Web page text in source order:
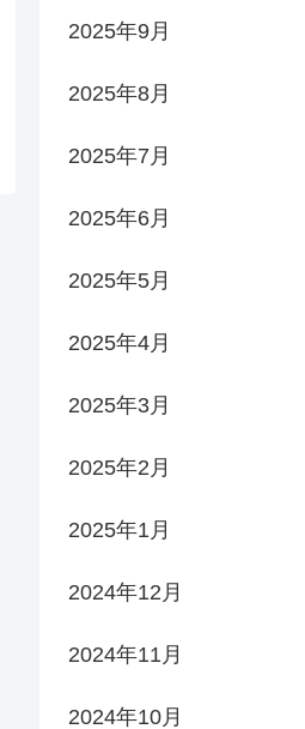
2025年9月
2025年8月
2025年7月
2025年6月
2025年5月
2025年4月
2025年3月
2025年2月
2025年1月
2024年12月
2024年11月
2024年10月